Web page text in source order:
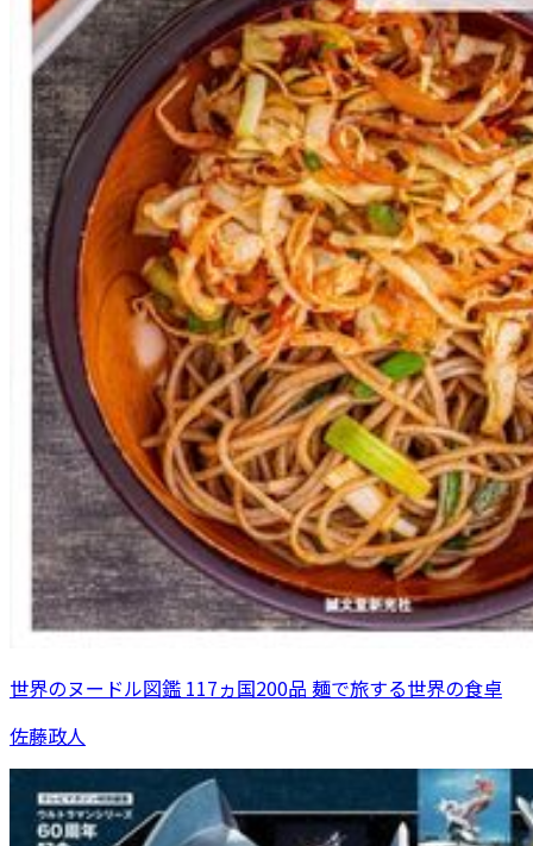
世界のヌードル図鑑 117ヵ国200品 麺で旅する世界の食卓
佐藤政人